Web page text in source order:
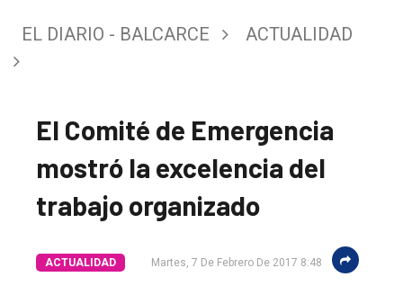
EL DIARIO - BALCARCE ACTUALIDAD
El Comité de Emergencia
mostró la excelencia del
trabajo organizado
ACTUALIDAD Martes, 7 De Febrero De 2017 8:48